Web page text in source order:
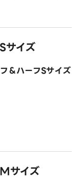
サイズ
＆ハーフSサイズ
サイズ